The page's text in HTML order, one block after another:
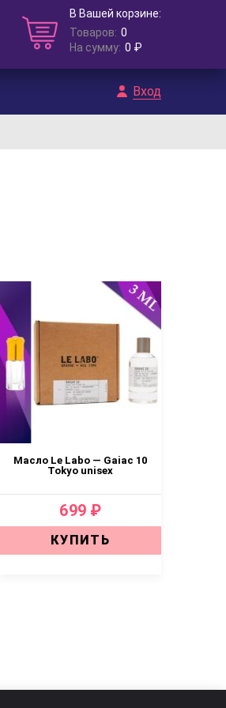
В Вашей корзине:
Товаров: 0
На сумму: 0 ₽
Вход
Масло Le Labo — Gaiac 10
Tokyo unisex
699 ₽
КУПИТЬ